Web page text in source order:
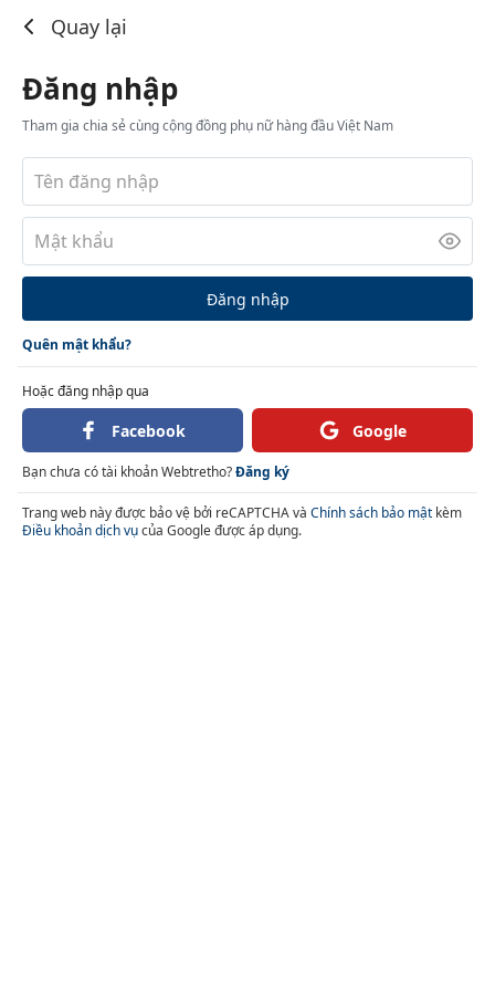
Quay lại
Đăng nhập
Tham gia chia sẻ cùng cộng đồng phụ nữ hàng đầu Việt Nam
Đăng nhập
Quên mật khẩu?
Hoặc đăng nhập qua
Facebook Google
Bạn chưa có tài khoản Webtretho?Đăng ký
Trang web này được bảo vệ bởi reCAPTCHA và Chính sách bảo mật kèm
Điều khoản dịch vụcủa Google được áp dụng.